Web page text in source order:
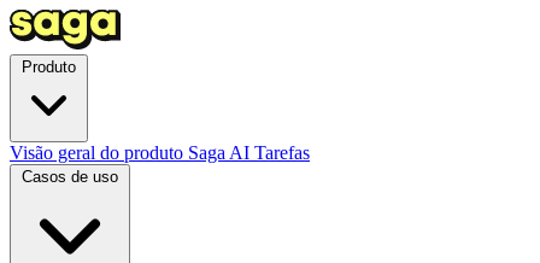
Visão geral do produto Saga AI Tarefas